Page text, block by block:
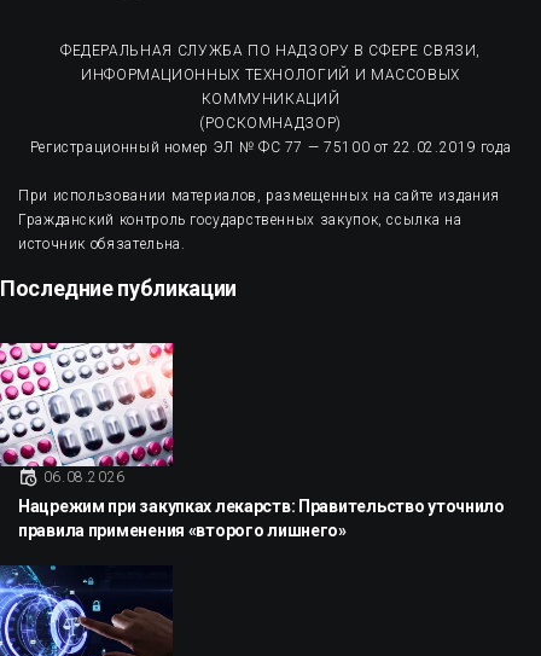
ФЕДЕРАЛЬНАЯ СЛУЖБА ПО НАДЗОРУ В СФЕРЕ СВЯЗИ,
ИНФОРМАЦИОННЫХ ТЕХНОЛОГИЙ И МАССОВЫХ
КОММУНИКАЦИЙ
(РОСКОМНАДЗОР)
Регистрационный номер ЭЛ № ФС 77 — 75100 от 22.02.2019 года
При использовании материалов, размещенных на сайте издания
Гражданский контроль государственных закупок, ссылка на
источник обязательна.
Последние публикации
06.08.2026
Нацрежим при закупках лекарств: Правительство уточнило
правила применения «второго лишнего»